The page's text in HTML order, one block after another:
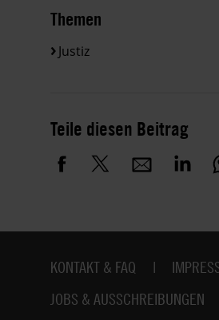
Themen
Justiz
Teile diesen Beitrag
Fußbereich
KONTAKT & FAQ
JOBS & AUSSCHREIBUNGEN